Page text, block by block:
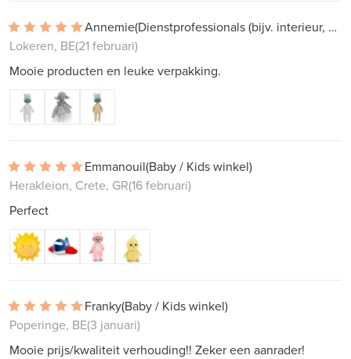
Annemie
(Dienstprofessionals (bijv. interieur, projectwerk))
Lokeren, BE(21 februari)
Mooie producten en leuke verpakking.
Emmanouil(Baby / Kids winkel)
Herakleion, Crete, GR(16 februari)
Perfect
Franky(Baby / Kids winkel)
Poperinge, BE(3 januari)
Mooie prijs/kwaliteit verhouding!! Zeker een aanrader!